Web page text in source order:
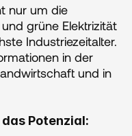
nur um die
grüne Elektrizität
Industriezeitalter.
in der
und in
Potenzial: